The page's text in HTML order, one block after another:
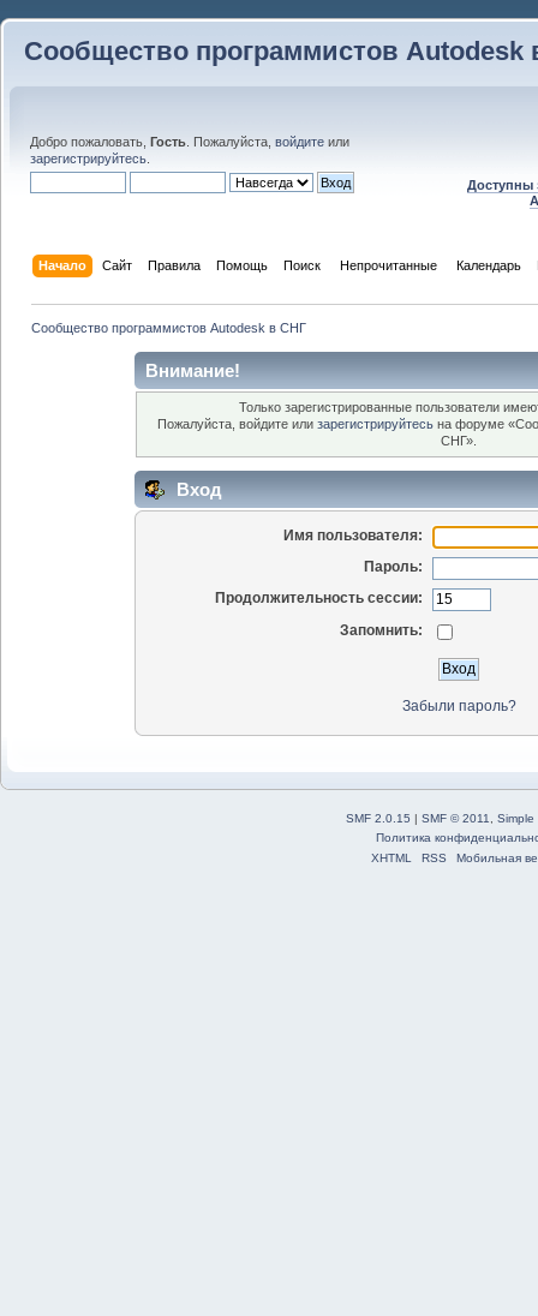
Сообщество программистов Autodesk
Добро пожаловать, Гость . Пожалуйста, войдите или
зарегистрируйтесь
Доступны
Начало Сайт Правила Помощь Поиск Непрочитанные Календарь
Сообщество программистов Autodesk в СНГ
Внимание!
Только зарегистрированные пользователи
Пожалуйста, войдите или зарегистрируйтесь на форуме
СНГ».
Вход
Имя пользователя:
Пароль:
Продолжительность сессии:
Запомнить:
Забыли пароль?
SMF 2.0.15 | SMF © 2011
Simple
Политика
XHTML
RSS Мобильная